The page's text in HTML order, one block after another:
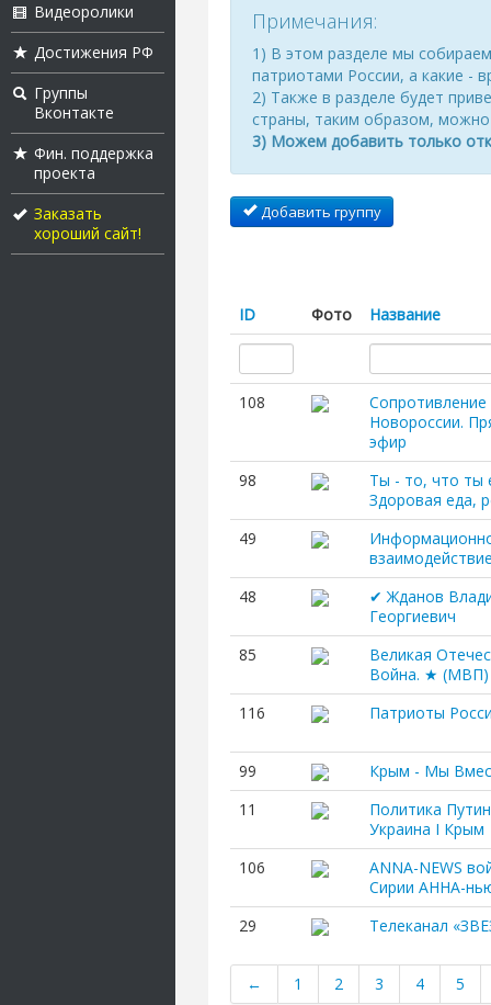
Видеоролики
Достижения РФ
Группы
Вконтакте
Фин. поддержка
проекта
Заказать
хороший сайт!
Примечания:
1) В этом разделе мы
патриотами России, а какие -
2) Также в разделе будет
страны, таким образом,
3) Можем добавить только
Добавить группу
ID Фото Название
108
Сопротивление
Новороссии.
эфир
98
Ты - то, что ты
Здоровая еда,
49
48
✔ Жданов
Георгиевич
85
Великая
Война. ★
116
Патриоты
99
Крым - Мы
11
Политика
Украина I Крым
106
ANNA-NEWS
Сирии АННА-
29
Телеканал
← 1 2 3 4 5